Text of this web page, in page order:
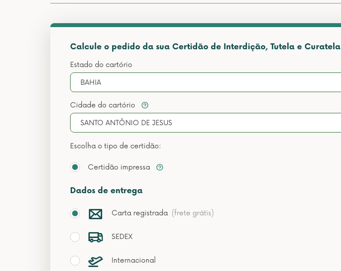
Calcule o pedido da sua Certidão de Interdição, Tutela e Curatela
Estado do cartório
BAHIA
Cidade do cartório
SANTO ANTÔNIO DE JESUS
Escolha o tipo de certidão:
Certidão impressa
Dados de entrega
Carta registrada (frete grátis)
SEDEX
Internacional